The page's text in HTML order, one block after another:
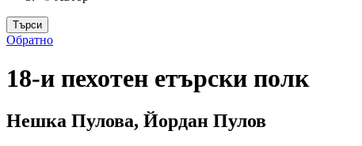
Обратно
18-и пехотен етърски полк
Нешка Пулова, Йордан Пулов